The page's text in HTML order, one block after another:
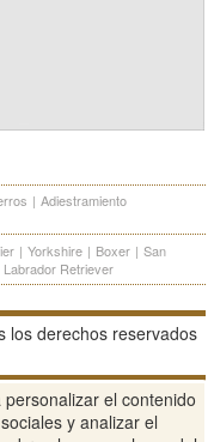
| Adiestramiento
| Yorkshire | Boxer | San
Labrador Retriever
los derechos reservados
| Aviso Legal Política de
| Condiciones de uso
el contenido
y analizar el